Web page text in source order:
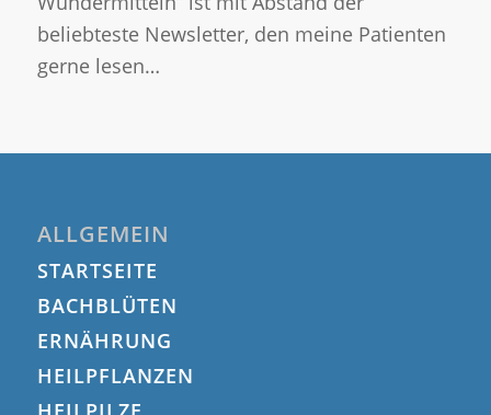
beliebteste Newsletter, den meine Patienten
gerne lesen…
ALLGEMEIN
STARTSEITE
BACHBLÜTEN
ERNÄHRUNG
HEILPFLANZEN